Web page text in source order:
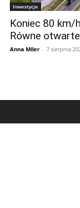
Inwestycje
Koniec 80 km/
Równe
Anna Miler - 7 sierpnia